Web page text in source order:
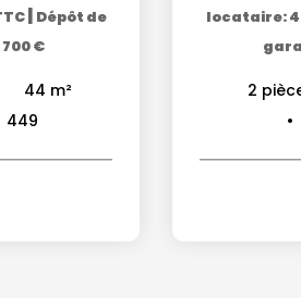
| Dépôt de
€
44 m²
449
locataire:
2